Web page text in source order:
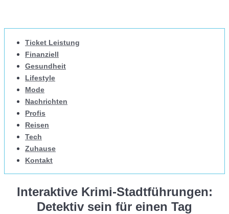
Ticket Leistung
Finanziell
Gesundheit
Lifestyle
Mode
Nachrichten
Profis
Reisen
Tech
Zuhause
Kontakt
Interaktive Krimi-Stadtführungen:
Detektiv sein für einen Tag